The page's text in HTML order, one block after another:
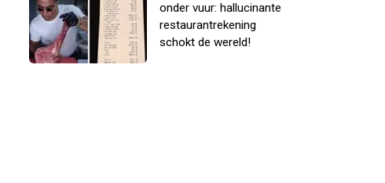
onder vuur: hallucinante
restaurantrekening
schokt de wereld!